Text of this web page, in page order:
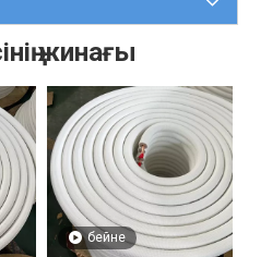
жинағы
бейне